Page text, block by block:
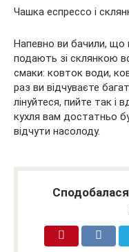
Чашка еспрессо і
Напевно ви бачили, що
подають зі склянкою
смаки: ковток води,
раз ви відчуваєте
лінуйтеся, пийте так і
кухля вам достатньо
відчути насолоду.